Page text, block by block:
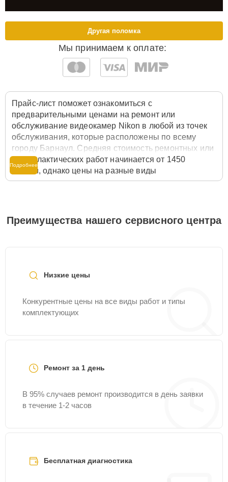
Мы принимаем к оплате:
Другая поломка
Прайс-лист поможет ознакомиться с
предварительными ценами на ремонт или
обслуживание видеокамер Nikon в любой из точек
обслуживания, которые расположены по всему
городу Барнаул. Средняя стоимость ремонтных или
профилактических работ начинается от 1450
рублей, однако цены на разные виды
комплектующих могут различаться. Полную
службы заботы о клиентах. Для расчета итоговой
стоимости ремонта видеокамеры достаточно
Подробнее
Преимущества нашего сервисного центра
Низкие цены
Конкурентные цены на все виды работ и типы
комплектующих
Ремонт за 1 день
В 95% случаев ремонт производится в день заявки
в течение 1-2 часов
Бесплатная диагностика